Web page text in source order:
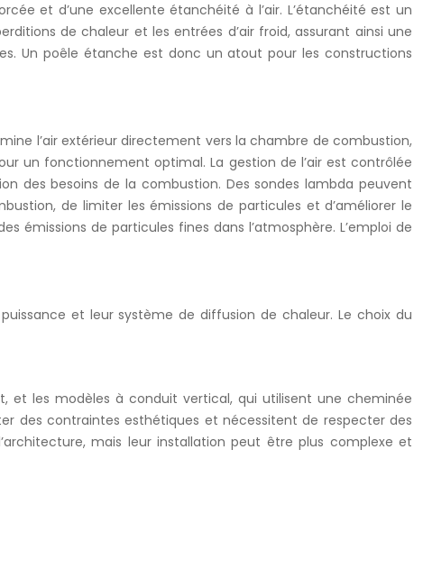
et d’une excellente étanchéité à l’air. L’étanchéité est un
de chaleur et les entrées d’air froid, assurant ainsi une
Un poêle étanche est donc un atout pour les constructions
l’air extérieur directement vers la chambre de combustion,
un fonctionnement optimal. La gestion de l’air est contrôlée
des besoins de la combustion. Des sondes lambda peuvent
de limiter les émissions de particules et d’améliorer le
de particules fines dans l’atmosphère. L’emploi de
et leur système de diffusion de chaleur. Le choix du
et les modèles à conduit vertical, qui utilisent une cheminée
des contraintes esthétiques et nécessitent de respecter des
mais leur installation peut être plus complexe et